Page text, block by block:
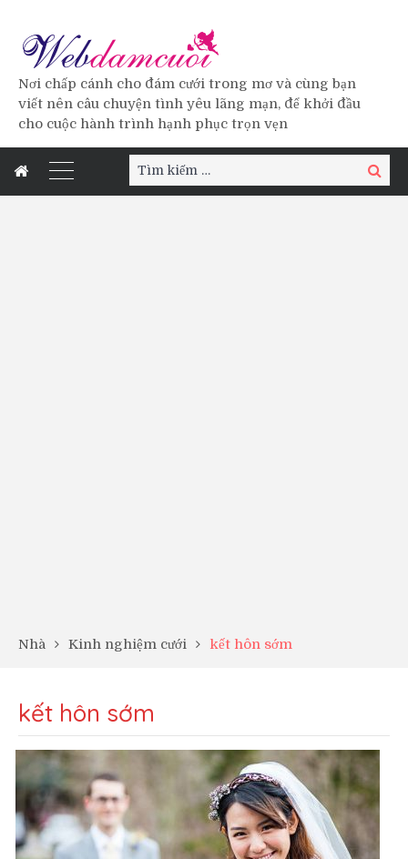
Nơi chấp cánh cho đám cưới trong mơ và cùng bạn
viết nên câu chuyện tình yêu lãng mạn, để khởi đầu
cho cuộc hành trình hạnh phục trọn vẹn
Tìm
kiếm:
Tìm
kiếm
Nhà Kinh nghiệm cưới kết hôn sớm
kết hôn sớm